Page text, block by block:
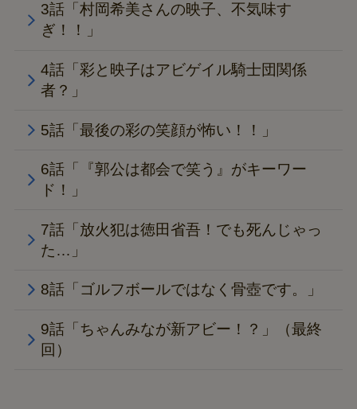
3話「村岡希美さんの映子、不気味す
ぎ！！」
4話「彩と映子はアビゲイル騎士団関係
者？」
5話「最後の彩の笑顔が怖い！！」
6話「『郭公は都会で笑う』がキーワー
ド！」
7話「放火犯は徳田省吾！でも死んじゃっ
た…」
8話「ゴルフボールではなく骨壺です。」
9話「ちゃんみなが新アビー！？」（最終
回）